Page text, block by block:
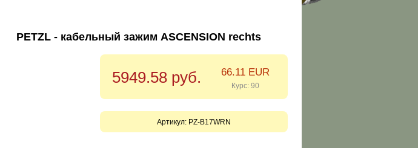
PETZL - кабельный зажим ASCENSION rechts
5949.58 руб. 66.11 EUR
Курс: 90
Артикул: PZ-B17WRN